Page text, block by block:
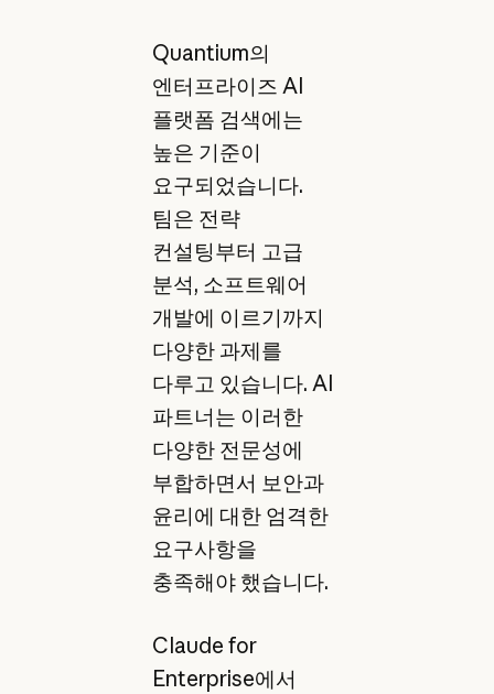
Quantium의
엔터프라이즈 AI
플랫폼 검색에는
높은 기준이
요구되었습니다.
팀은 전략
컨설팅부터 고급
분석, 소프트웨어
개발에 이르기까지
다양한 과제를
다루고 있습니다. AI
파트너는 이러한
다양한 전문성에
부합하면서 보안과
윤리에 대한 엄격한
요구사항을
충족해야 했습니다.
Claude for
Enterprise에서